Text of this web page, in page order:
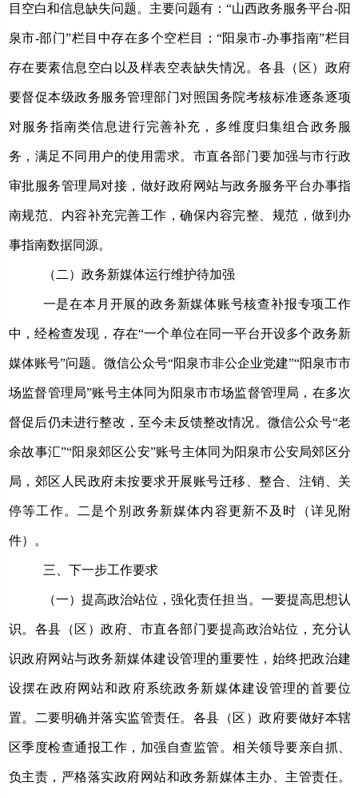
目空白和信息缺失问题。主要问题有：“山西政务服务平台-阳
泉市-部门”栏目中存在多个空栏目；“阳泉市-办事指南”栏目
存在要素信息空白以及样表空表缺失情况。各县（区）政府
要督促本级政务服务管理部门对照国务院考核标准逐条逐项
对服务指南类信息进行完善补充，多维度归集组合政务服
务，满足不同用户的使用需求。市直各部门要加强与市行政
审批服务管理局对接，做好政府网站与政务服务平台办事指
南规范、内容补充完善工作，确保内容完整、规范，做到办
事指南数据同源。
（二）政务新媒体运行维护待加强
一是在本月开展的政务新媒体账号核查补报专项工作
中，经检查发现，存在“一个单位在同一平台开设多个政务新
媒体账号”问题。微信公众号“阳泉市非公企业党建”“阳泉市市
场监督管理局”账号主体同为阳泉市市场监督管理局，在多次
督促后仍未进行整改，至今未反馈整改情况。微信公众号“老
余故事汇”“阳泉郊区公安”账号主体同为阳泉市公安局郊区分
局，郊区人民政府未按要求开展账号迁移、整合、注销、关
停等工作。 二是个别政务新媒体内容更新不及时（详见附
件）。
三、下一步工作要求
（一）提高政治站位，强化责任担当。 一要提高思想认
识。各县（区）政府、市直各部门要提高政治站位，充分认
识政府网站与政务新媒体建设管理的重要性， 始终把政治建
设摆在政府网站和政府系统政务新媒体建设管理的首要位
置。 二要明确并落实监管责任。各县（区）政府要做好本辖
区季度检查通报工作，加强自查监管。相关领导要亲自抓、
负主责， 严格落实政府网站和政务新媒体主办、主管责任。